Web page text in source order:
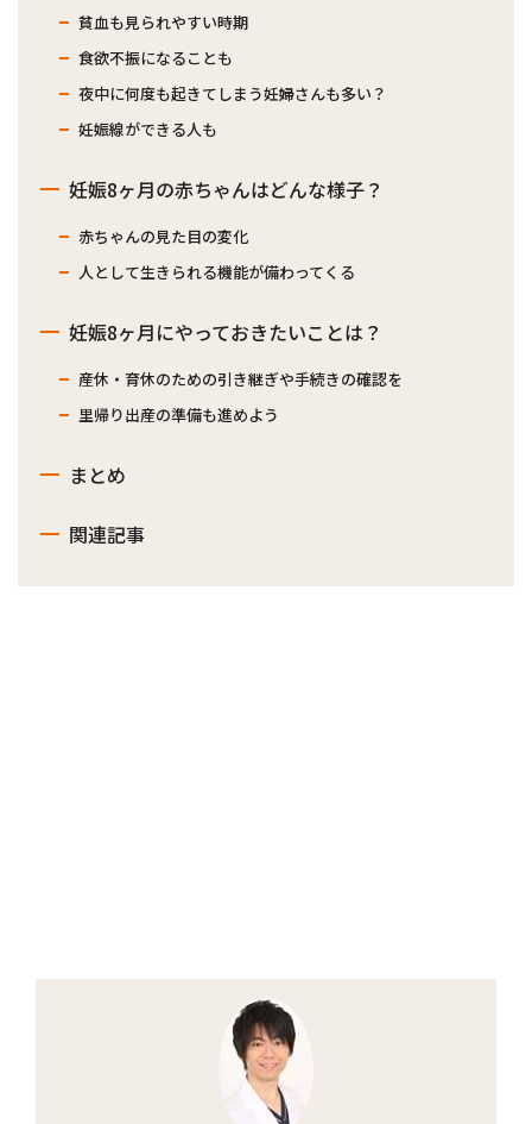
貧血も見られやすい時期
食欲不振になることも
夜中に何度も起きてしまう妊婦さんも多い？
妊娠線ができる人も
妊娠8ヶ月の赤ちゃんはどんな様子？
赤ちゃんの見た目の変化
人として生きられる機能が備わってくる
妊娠8ヶ月にやっておきたいことは？
産休・育休のための引き継ぎや手続きの確認を
里帰り出産の準備も進めよう
まとめ
関連記事